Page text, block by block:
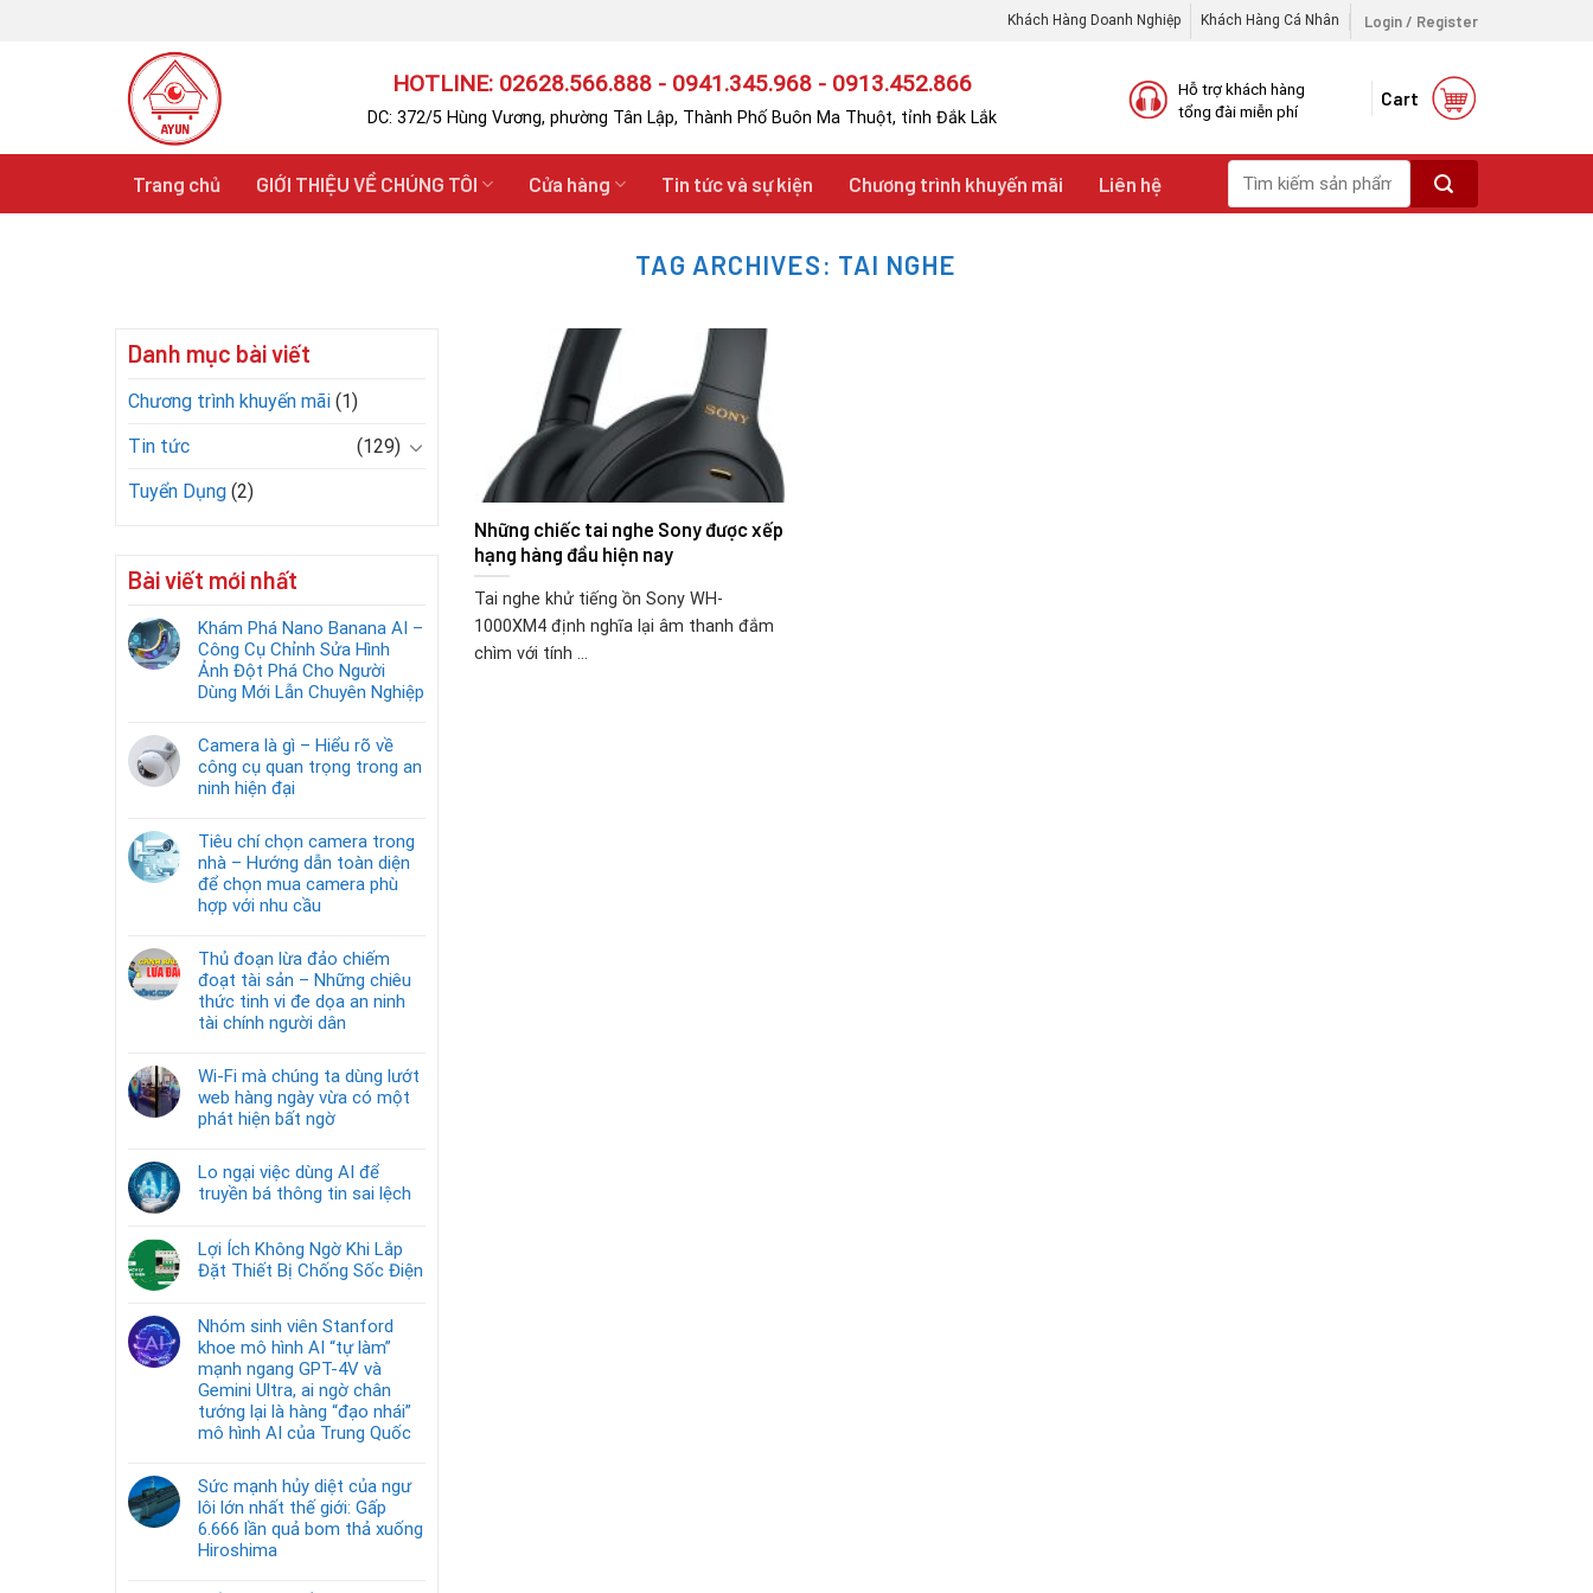
Khách Hàng Doanh Nghiệp Khách Hàng Cá Nhân Login / Register
HOTLINE: 02628.566.888 - 0941.345.968 - 0913.452.866
DC: 372/5 Hùng Vương, phường Tân Lập, Thành Phố Buôn Ma Thuột, tỉnh Đắk Lắk
Hỗ trợ khách hàng
tổng đài miễn phí
Cart
Trang chủ GIỚI THIỆU VỀ CHÚNG TÔI Cửa hàng Tin tức và sự kiện Chương trình khuyến mãi Liên hệ
for:
TAG ARCHIVES: TAI NGHE
Danh mục bài viết
Chương trình khuyến mãi (1)
Tin tức
(129)
Tuyển Dụng (2)
Bài viết mới nhất
Khám Phá Nano Banana AI –
Công Cụ Chỉnh Sửa Hình
Ảnh Đột Phá Cho Người
Dùng Mới Lẫn Chuyên Nghiệp
Camera là gì – Hiểu rõ về
công cụ quan trọng trong an
ninh hiện đại
Tiêu chí chọn camera trong
nhà – Hướng dẫn toàn diện
để chọn mua camera phù
hợp với nhu cầu
Thủ đoạn lừa đảo chiếm
đoạt tài sản – Những chiêu
thức tinh vi đe dọa an ninh
tài chính người dân
Wi-Fi mà chúng ta dùng lướt
web hàng ngày vừa có một
phát hiện bất ngờ
Lo ngại việc dùng AI để
truyền bá thông tin sai lệch
Lợi Ích Không Ngờ Khi Lắp
Đặt Thiết Bị Chống Sốc Điện
Nhóm sinh viên Stanford
khoe mô hình AI “tự làm”
mạnh ngang GPT-4V và
Gemini Ultra, ai ngờ chân
tướng lại là hàng “đạo nhái”
mô hình AI của Trung Quốc
Sức mạnh hủy diệt của ngư
lôi lớn nhất thế giới: Gấp
6.666 lần quả bom thả xuống
Hiroshima
Những chiếc tai nghe Sony được xếp
hạng hàng đầu hiện nay
Tai nghe khử tiếng ồn Sony WH-
1000XM4 định nghĩa lại âm thanh đắm
chìm với tính ...